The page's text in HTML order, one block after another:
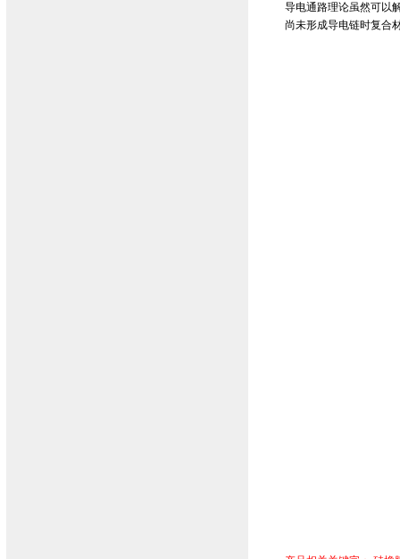
导电通路理论虽然可以
尚未形成导电链时复合